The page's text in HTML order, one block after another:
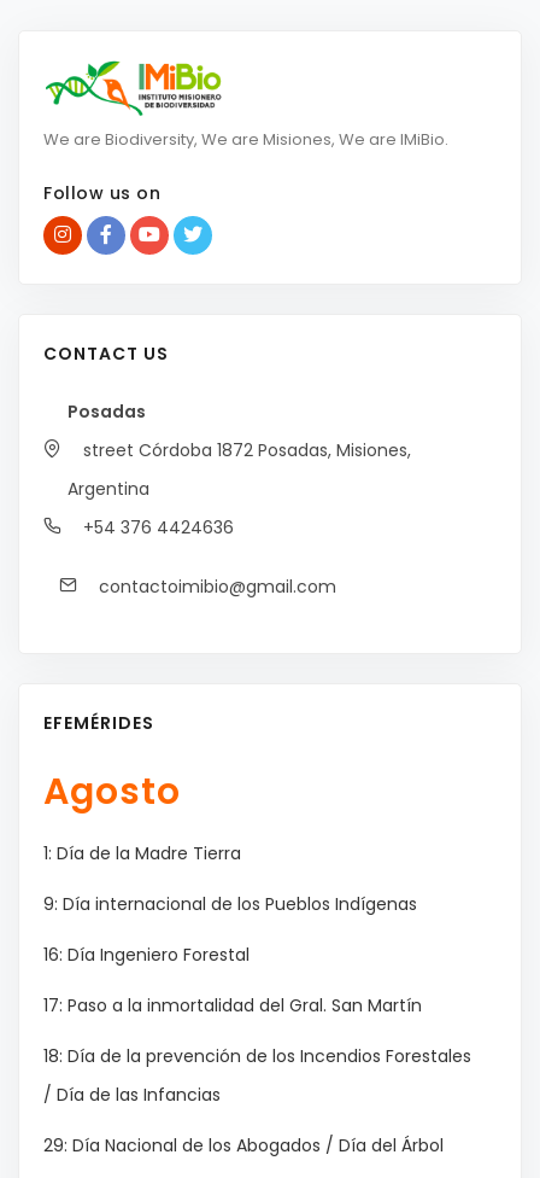
We are Biodiversity, We are Misiones, We are IMiBio.
Follow us on
CONTACT US
Posadas
street Córdoba 1872 Posadas, Misiones,
Argentina
+54 376 4424636
contactoimibio@gmail.com
EFEMÉRIDES
Agosto
1: Día de la Madre Tierra
9: Día internacional de los Pueblos Indígenas
16: Día Ingeniero Forestal
17: Paso a la inmortalidad del Gral. San Martín
18: Día de la prevención de los Incendios Forestales
/ Día de las Infancias
29: Día Nacional de los Abogados / Día del Árbol